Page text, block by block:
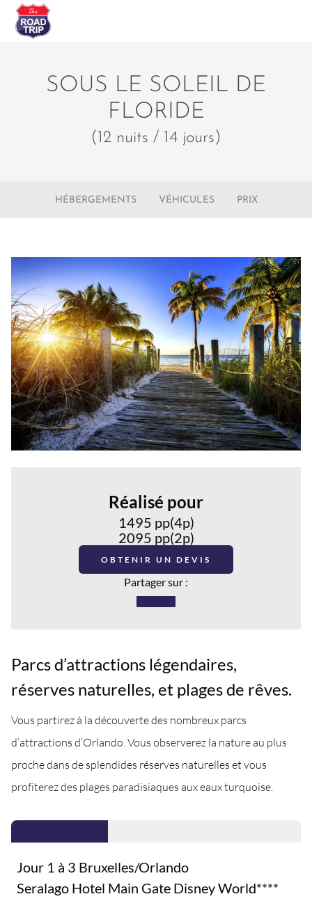
SOUS LE SOLEIL DE
FLORIDE
(12 nuits / 14 jours)
HÉBERGEMENTS VÉHICULES PRIX
Réalisé pour
1495 pp(4p)
2095 pp(2p)
OBTENIR UN DEVIS
Partager sur :
Parcs d’attractions légendaires,
réserves naturelles, et plages de rêves.
Vous partirez à la découverte des nombreux parcs
d’attractions d’Orlando. Vous observerez la nature au plus
proche dans de splendides réserves naturelles et vous
profiterez des plages paradisiaques aux eaux turquoise.
Jour 1 à 3 Bruxelles/Orlando
Seralago Hotel Main Gate Disney World****